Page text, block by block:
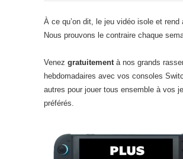
À ce qu’on dit, le jeu vidéo isole et rend
Nous prouvons le contraire chaque
Venez gratuitement à nos grands
hebdomadaires avec vos consoles
autres pour jouer tous ensemble à vos
préférés.